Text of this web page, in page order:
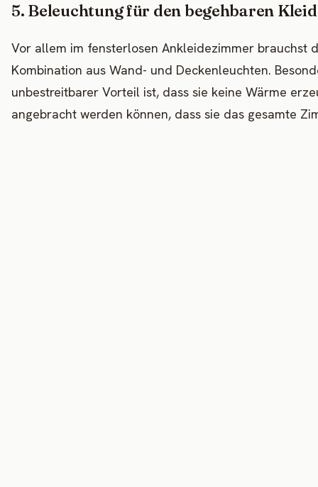
5. Beleuchtung für den begehbaren
Vor allem im fensterlosen Ankleidezimmer brauchst
Kombination aus Wand- und Deckenleuchten.
unbestreitbarer Vorteil ist, dass sie keine Wärme
angebracht werden können, dass sie das gesamte